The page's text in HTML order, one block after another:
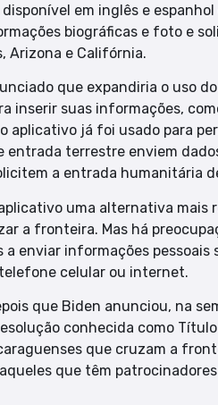
em inglês e
biográficas e foto e
Arizona e Califórnia.
que expandiria o uso do
inserir suas informações,
aplicativo já foi usado para
entrada terrestre enviem
a entrada humanitária
uma alternativa mais
a fronteira. Mas há
enviar informações
celular ou internet.
que Biden anunciou, na
conhecida como
que cruzam a
que têm